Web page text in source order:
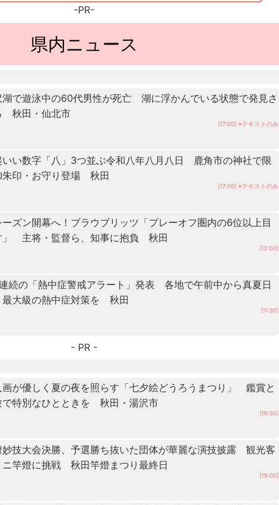
-PR-
県内ニュース
湖で遊泳中の60代男性が死亡 湖に浮かんでいる状態で発見さ
秋田・仙北市
[17:00] ※テキストのみ
いい数字「八」3つ並ぶ令和八年八月八日 鹿角市の神社で限
朱印・お守り登場 秋田
[17:00] ※テキストのみ
ーズン開幕へ！ブラウブリッツ「プレーオフ圏内の6位以上目
」 主将・監督ら、知事に抱負 秋田
[12:00]
続の「熱中症警戒アラート」発表 各地で午前中から真夏日
大級の熱中症対策を 秋田
[11:30]
- PR -
画が優しく夏の夜を照らす「七夕絵どうろうまつり」 鑑賞と
で特別なひとときを 秋田・湯沢市
[19:30]
妙技大会決勝、予選勝ち抜いた団体が華麗な演技披露 観光客
ニ竿燈に挑戦 秋田竿燈まつり最終日
[19:00]